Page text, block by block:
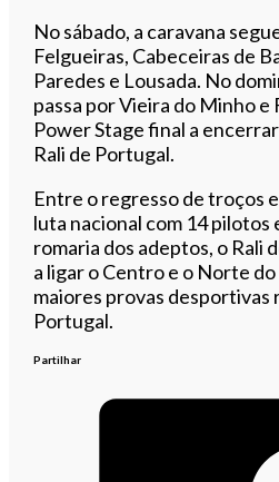
No sábado, a caravana
Felgueiras, Cabeceiras de
Paredes e Lousada. No
passa por Vieira do Minho e
Power Stage final a encerrar
Rali de Portugal.
Entre o regresso de troços
luta nacional com 14 pilotos
romaria dos adeptos, o Rali
a ligar o Centro e o Norte do
maiores provas desportivas
Portugal.
Partilhar